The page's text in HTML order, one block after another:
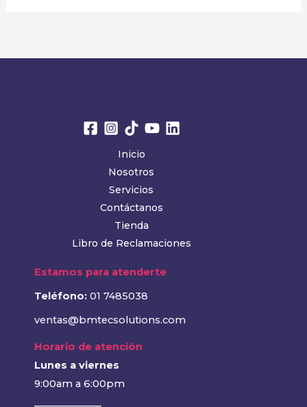
Inicio
Nosotros
Servicios
Contáctanos
Tienda
Libro de Reclamaciones
Estamos para atenderte
Teléfono: 01 7485038
ventas@bmtecsolutions.com
Horario de atención
Lunes a viernes
9:00am a 6:00pm